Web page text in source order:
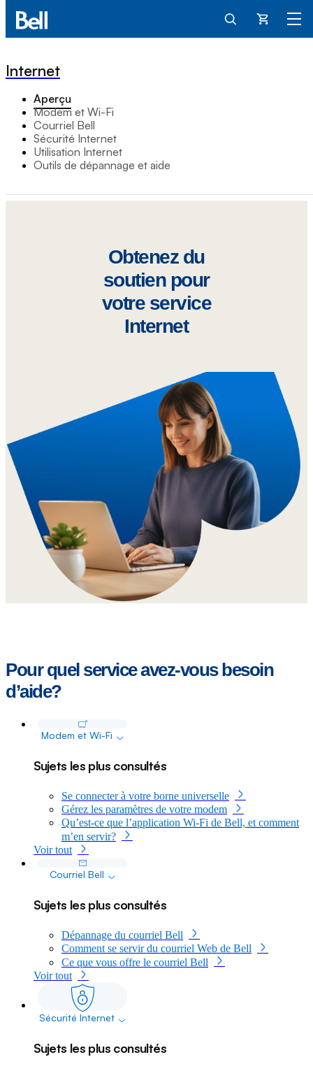
Panier
Internet
Aperçu
Modem et Wi-Fi
Courriel Bell
Sécurité Internet
Utilisation Internet
Outils de dépannage et aide
Obtenez du
soutien pour
votre service
Internet
Pour quel service avez-vous besoin
d’aide?
See all
Modem et Wi-Fi
Sujets les plus consultés
Se connecter à votre borne universelle
Gérez les paramètres de votre modem
Qu’est-ce que l’application Wi-Fi de Bell, et comment
m’en servir?
Voir tout
Courriel Bell
Sujets les plus consultés
Dépannage du courriel Bell
Comment se servir du courriel Web de Bell
Ce que vous offre le courriel Bell
Voir tout
Sécurité Internet
Sujets les plus consultés